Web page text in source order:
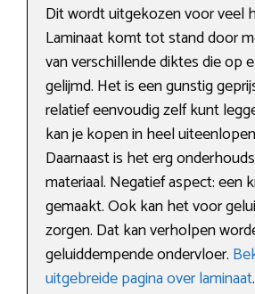
Dit wordt uitgekozen voor veel
Laminaat komt tot stand door
van verschillende diktes die op
gelijmd. Het is een gunstig
relatief eenvoudig zelf kunt
kan je kopen in heel
Daarnaast is het erg
materiaal. Negatief aspect: een
gemaakt. Ook kan het voor
zorgen. Dat kan verholpen
geluiddempende ondervloer.
uitgebreide pagina over laminaat.